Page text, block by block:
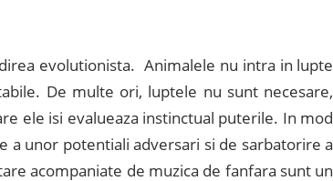
evolutionista. Animalele nu intra in lupte
De multe ori, luptele nu sunt necesare,
ele isi evalueaza instinctual puterile. In mod
unor potentiali adversari si de sarbatorire a
acompaniate de muzica de fanfara sunt un